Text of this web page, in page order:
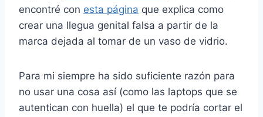
encontré con esta página que explica como
crear una llegua genital falsa a partir de la
marca dejada al tomar de un vaso de vidrio.
Para mi siempre ha sido suficiente razón para
no usar una cosa así (como las laptops que se
autentican con huella) el que te podría cortar el